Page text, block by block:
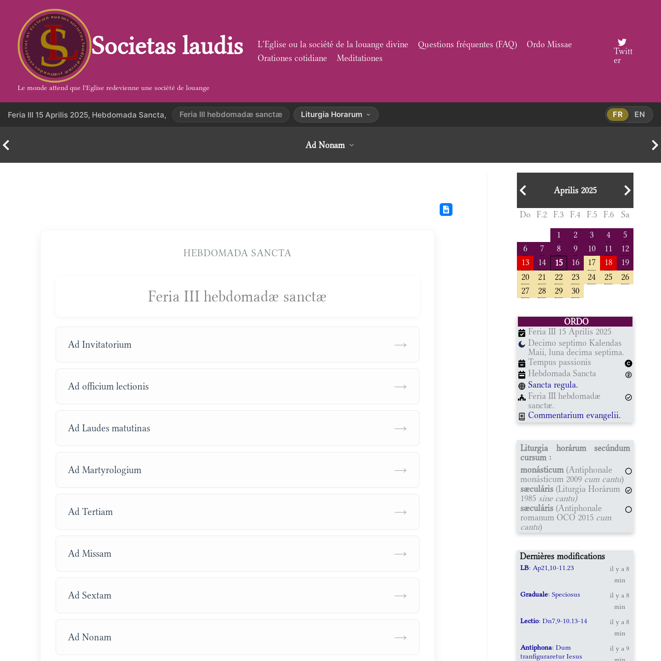
contenu
Societas laudis
Le monde attend que l'Eglise redevienne une société de louange
L’Eglise ou la société de la louange divine Questions fréquentes (FAQ)
Ordo Missae
Orationes cotidiane
Meditationes
Twitt
er
Feria III 15 Aprilis 2025, Hebdomada Sancta, Feria III hebdomadæ sanctæ Liturgia Horarum FR EN
Ad Nonam
HEBDOMADA SANCTA
Feria III hebdomadæ sanctæ
Ad Invitatorium →
Ad officium lectionis →
Ad Laudes matutinas →
Ad Martyrologium →
Ad Tertiam →
Ad Missam →
Ad Sextam →
Ad Nonam →
Aprilis 2025
Do F.2 F.3 F.4 F.5 F.6 Sa
1 2 3 4
5
6
7 8 9 10 11
12
13
14 15 16 17 18
19
20
21 22 23 24 25
26
27
28 29 30
ORDO
Feria III 15 Aprilis 2025
Decimo septimo Kalendas
Maii, luna decima septima.
Tempus passionis
Hebdomada Sancta
Sancta regula.
Feria III hebdomadæ
sanctæ.
Commentarium evangelii.
Liturgia horárum secúndum
cursum :
monásticum (Antiphonale
monásticum 2009 cum cantu)
sæculáris (Liturgia Horárum
1985 sine cantu)
sæculáris (Antiphonale
romanum OCO 2015 cum
cantu)
Dernières modifications
LB: Ap21,10-11.23
il y a 8
min
Graduale: Speciosus
il y a 8
min
Lectio: Dn7,9-10.13-14
il y a 8
min
Antiphona: Dum
tranfiguraretur Iesus
il y a 9
min